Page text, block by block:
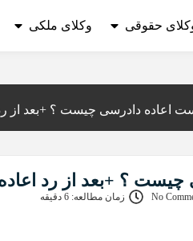
حقوقی وکلای ملکی
اعاده دادرسی چیست ؟ +بعد از
؟ +بعد از رد
No زمان مطالعه: 6 دقیقه